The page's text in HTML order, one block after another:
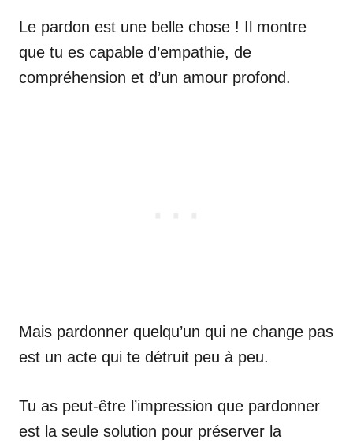
Le pardon est une belle chose ! Il montre
que tu es capable d’empathie, de
compréhension et d’un amour profond.
Mais pardonner quelqu’un qui ne change pas
est un acte qui te détruit peu à peu.
Tu as peut-être l’impression que pardonner
est la seule solution pour préserver la